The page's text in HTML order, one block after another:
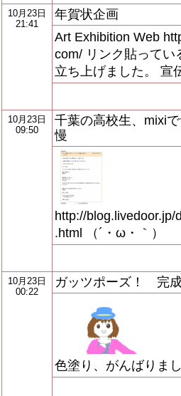
10月23日
21:41
年賀状企画
Art Exhibition Web
com/ リンク貼ってい
立ち上げました。 宣
10月23日
09:50
千葉の高校生、mixi
慢
http://
.html （´・ω・｀）
10月23日
00:22
ガッツポーズ！ 完
色塗り、がんばりま